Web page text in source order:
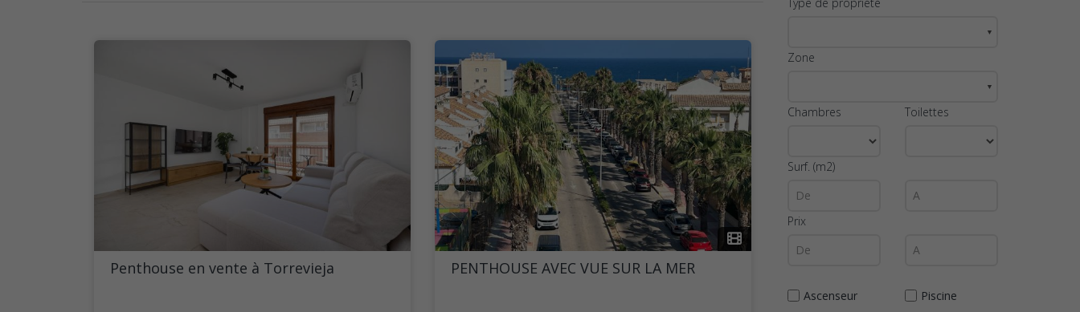
Penthouse en vente à Torrevieja PENTHOUSE AVEC VUE SUR LA MER
▼
Zone
▼
Chambres Toilettes
Surf. (m2)
Prix
Ascenseur
Piscine